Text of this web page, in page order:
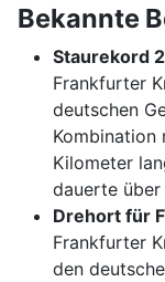
Bekannte
Staurekord
Frankfurter
deutschen
Kombination
Kilometer
dauerte über
Drehort für
Frankfurter
den